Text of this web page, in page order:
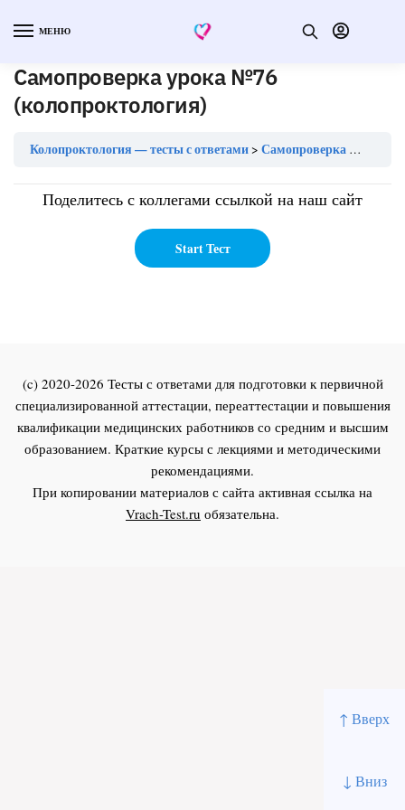
↑ Вверх
↓ Вниз
МЕНЮ
Самопроверка урока №76
(колопроктология)
Колопроктология — тесты с ответами Самопроверка урока №76 (колопроктология)
Поделитесь с коллегами ссылкой на наш сайт
(c) 2020-2026 Тесты с ответами для подготовки к первичной
специализированной аттестации, переаттестации и повышения
квалификации медицинских работников со средним и высшим
образованием. Краткие курсы с лекциями и методическими
рекомендациями.
При копировании материалов с сайта активная ссылка на
Vrach-Test.ru обязательна.